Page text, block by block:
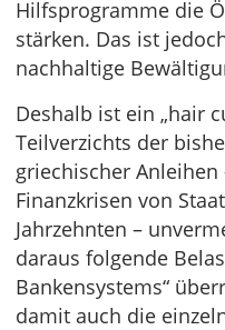
Hilfsprogramme die
stärken. Das ist
nachhaltige
Deshalb ist ein „hair
Teilverzichts der
griechischer
Finanzkrisen von
Jahrzehnten –
daraus folgende
Bankensystems“
damit auch die